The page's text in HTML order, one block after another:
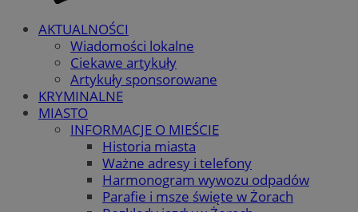
AKTUALNOŚCI
Wiadomości lokalne
Ciekawe artykuły
Artykuły sponsorowane
KRYMINALNE
MIASTO
INFORMACJE O MIEŚCIE
Historia miasta
Ważne adresy i telefony
Harmonogram wywozu odpadów
Parafie i msze święte w Żorach